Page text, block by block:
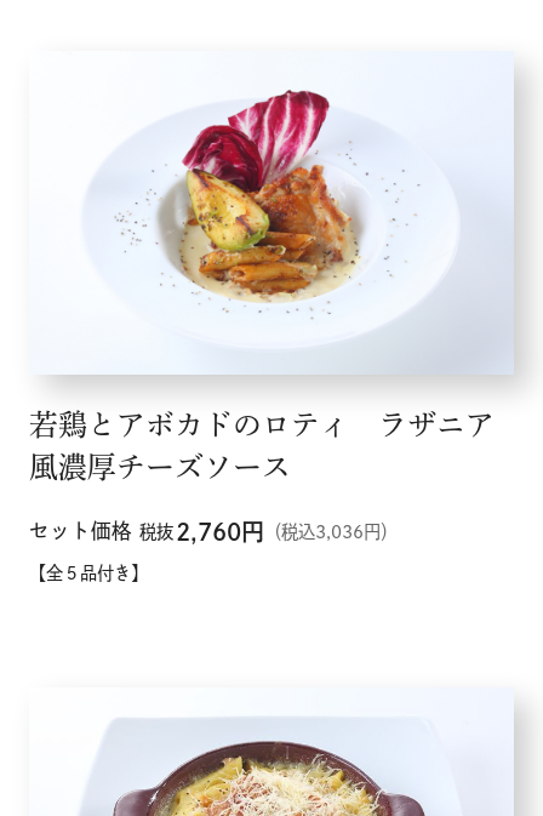
採用情報
店舗検索
若鶏とアボカドのロティ ラザニア
風濃厚チーズソース
セット価格 税抜 2,760円 （税込3,036円）
【全５品付き】